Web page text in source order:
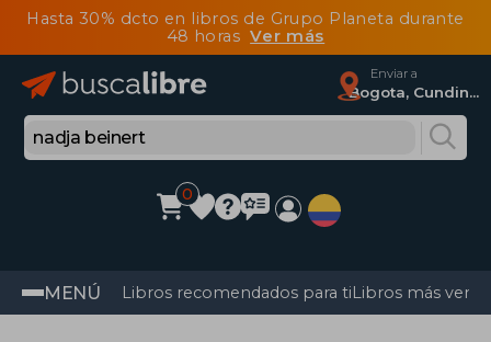
Hasta 30% dcto en libros de Grupo Planeta durante
48 horasVer más
Enviar a
Bogota, Cundinamarca
0
MENÚ Libros recomendados para tiLibros más